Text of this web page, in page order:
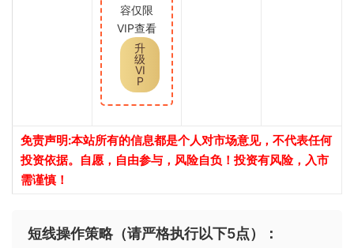
容仅限
VIP查看
升
级
VI
P
免责声明:本站所有的信息都是个人对市场意见，不代表任何
投资依据。自愿，自由参与，风险自负！投资有风险，入市
需谨慎！
短线操作策略（请严格执行以下5点）：